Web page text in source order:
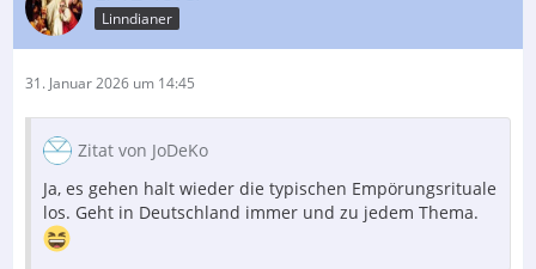
Linndianer
31. Januar 2026 um 14:45
Zitat von JoDeKo
Ja, es gehen halt wieder die typischen Empörungsrituale
los. Geht in Deutschland immer und zu jedem Thema.